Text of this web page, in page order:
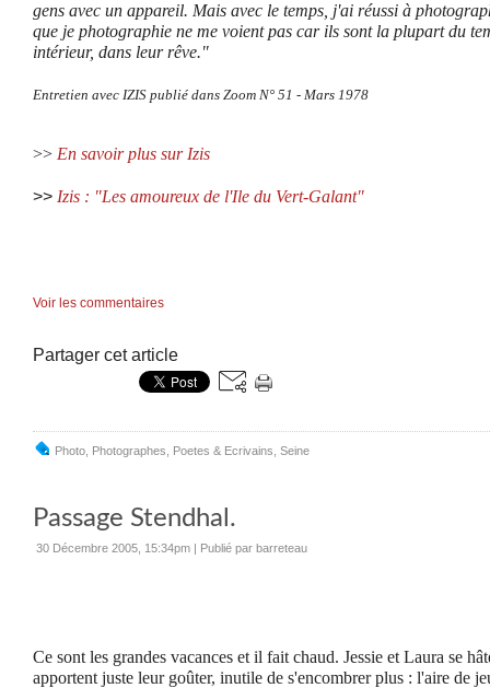
gens avec un appareil. Mais avec le temps, j'ai réussi à
que je photographie ne me voient pas car ils sont la plupart du
intérieur, dans leur rêve."
Entretien avec IZIS publié dans Zoom N° 51 - Mars 1978
>> En savoir plus sur Izis
>> Izis : "Les amoureux de l'Ile du Vert-Galant"
Voir les commentaires
Partager cet article
Photo Photographes Poetes & Ecrivains Seine
Passage Stendhal.
30 Décembre 2005, 15:34pm | Publié par barreteau
Ce sont les grandes vacances et il fait chaud. Jessie et Laura se
apportent juste leur goûter, inutile de s'encombrer plus : l'aire de